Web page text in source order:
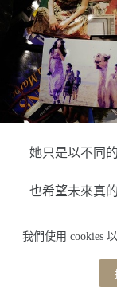
我們使用 cookies
她只是以不同
也希望未來真